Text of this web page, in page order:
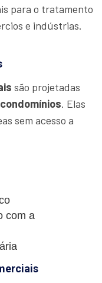
para o tratamento
e indústrias.
são projetadas
condomínios. Elas
sem acesso a
com a